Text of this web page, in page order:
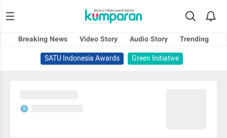
Breaking News Video Story Audio Story
Trending
SATU Indonesia Awards
Green Initiative
S